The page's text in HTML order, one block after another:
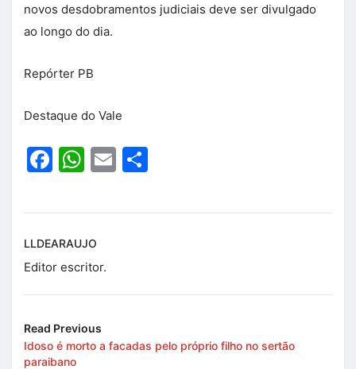
novos desdobramentos judiciais deve ser divulgado
ao longo do dia.
Repórter PB
Destaque do Vale
Facebook
WhatsApp
Email
LLDEARAUJO
Editor escritor.
Read Previous
Idoso é morto a facadas pelo próprio filho no sertão
paraibano